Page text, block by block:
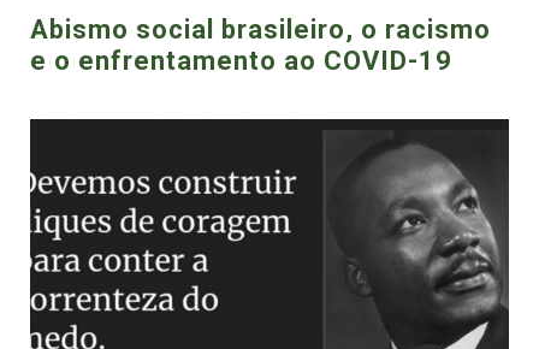
Abismo social brasileiro, o racismo
e o enfrentamento ao COVID-19